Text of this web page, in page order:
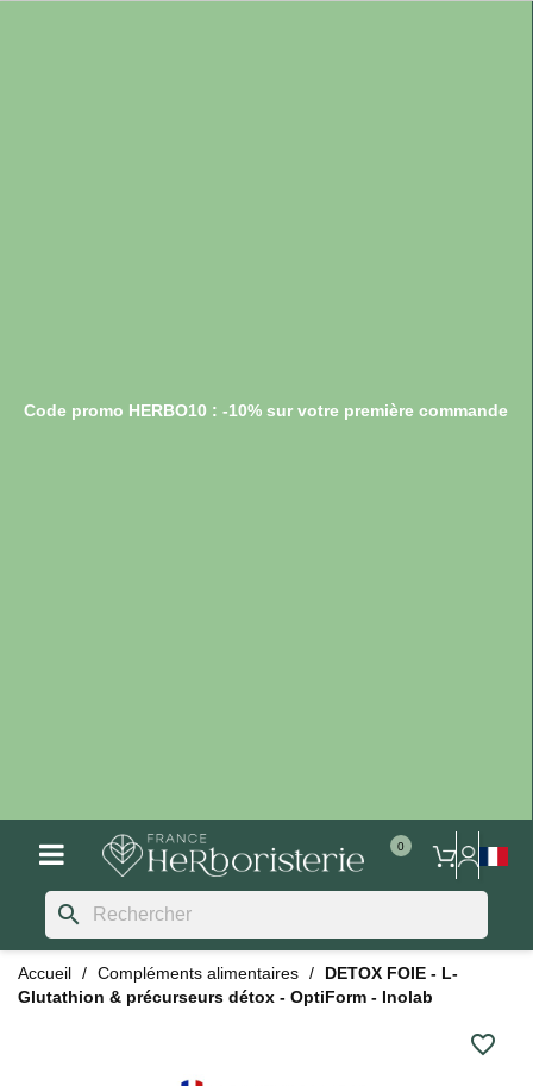
Code promo HERBO10 : -10% sur votre première commande
search
Accueil Compléments alimentaires
DETOX FOIE - L-
Glutathion & précurseurs détox - OptiForm - Inolab
favorite_border